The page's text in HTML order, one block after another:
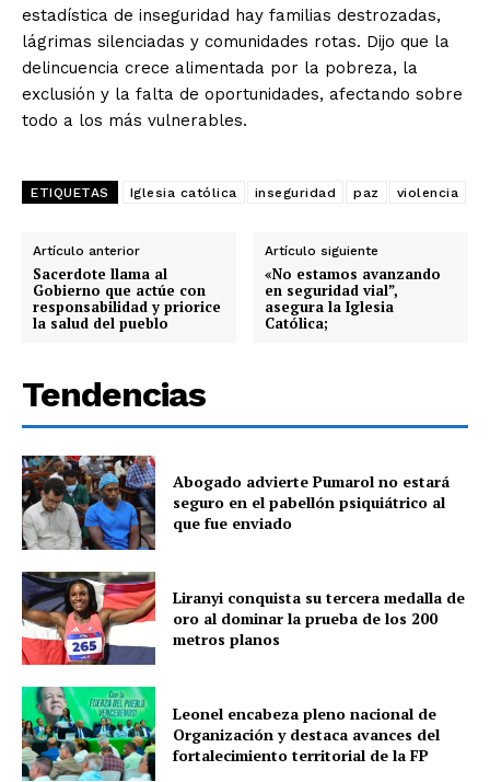
estadística de inseguridad hay familias destrozadas,
lágrimas silenciadas y comunidades rotas. Dijo que la
delincuencia crece alimentada por la pobreza, la
exclusión y la falta de oportunidades, afectando sobre
todo a los más vulnerables.
ETIQUETAS Iglesia católica inseguridad paz violencia
Artículo anterior
Sacerdote llama al
Gobierno que actúe con
responsabilidad y priorice
la salud del pueblo
Artículo siguiente
«No estamos avanzando
en seguridad vial”,
asegura la Iglesia
Católica;
Tendencias
Abogado advierte Pumarol no estará
seguro en el pabellón psiquiátrico al
que fue enviado
Liranyi conquista su tercera medalla de
oro al dominar la prueba de los 200
metros planos
Leonel encabeza pleno nacional de
Organización y destaca avances del
fortalecimiento territorial de la FP